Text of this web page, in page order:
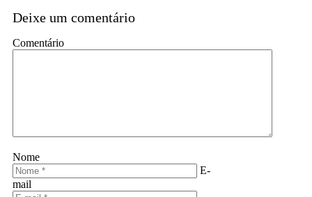
Deixe um comentário
Comentário
Nome
E-
mail